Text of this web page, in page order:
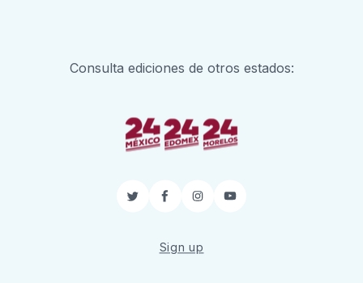
Consulta ediciones de otros estados:
TwitterFacebook
InstagramYouTube
Sign up